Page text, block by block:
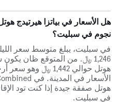
نجوم في سبليت؟
1,246 ﷼. من المتوقع ظان يكون
في سبليت.